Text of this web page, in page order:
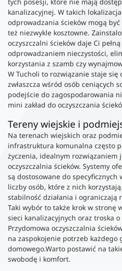
kanalizacyjnej. W takich
odprowadzania ścieków mogą
też niezwykle kosztowne.
oczyszczalni ścieków daje Ci
odprowadzaniem nieczystości,
korzystania z szamb czy
W Tucholi to rozwiązanie staje
zwłaszcza wśród osób ceniących
podejście do zagospodarowania
mini zakład do oczyszczania
Tereny wiejskie i
Na terenach wiejskich oraz
infrastruktura komunalna często
życzenia, idealnym rozwiązaniem
oczyszczalnia ścieków. Systemy
są dostosowane do specyficznych
liczby osób, które z nich
stabilność działania i ograniczają
Taki wybór to także krok w stronę
sieci kanalizacyjnych oraz troska
Przydomowa oczyszczalnia
na zaspokojenie potrzeb każdego
domowego.Warto postawić na
swobodę i komfort.